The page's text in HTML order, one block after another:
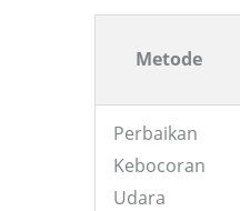
Metode
Perbaikan
Kebocoran
Udara